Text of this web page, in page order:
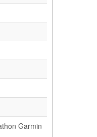
Garmin